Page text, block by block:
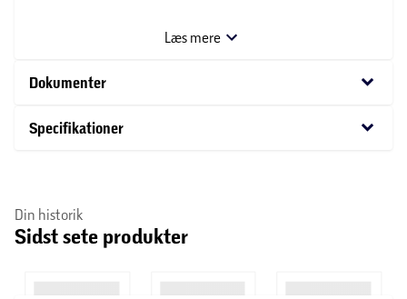
Oregon barstol kombinerer komfort og moderne design.
har dekorative cremefarvede zigzag-syninger, som giver
ru pulverlakeret stålben får barstolen et stilrent og
Farve:Cognac
Læs mere
Dokumenter keyboard_arrow_down
Specifikationer keyboard_arrow_down
Din historik
Sidst sete produkter